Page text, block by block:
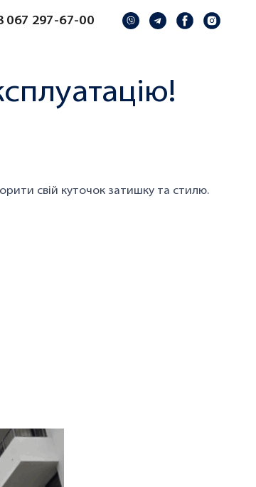
067 297-67-00
свій куточок затишку та стилю.